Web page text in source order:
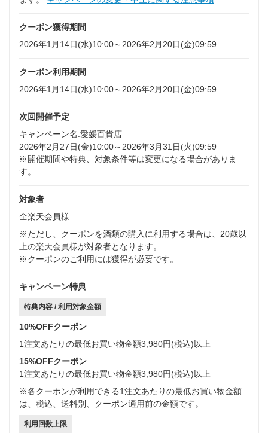
クーポン獲得期間
2026年1月14日(水)10:00～2026年2月20日(金)09:59
クーポン利用期間
2026年1月14日(水)10:00～2026年2月20日(金)09:59
次回開催予定
キャンペーン名:愛媛百貨店
2026年2月27日(金)10:00～2026年3月31日(火)09:59
※開催期間や特典、対象条件等は変更になる場合がありま
す。
対象者
全楽天会員様
※ただし、クーポンを酒類の購入に利用する場合は、20歳以
上の楽天会員様が対象者となります。
※クーポンのご利用には獲得が必要です。
キャンペーン特典
特典内容 / 利用対象金額
10%OFFクーポン
1注文あたりの最低お買い物金額3,980円(税込)以上
15%OFFクーポン
1注文あたりの最低お買い物金額3,980円(税込)以上
※各クーポンが利用できる1注文あたりの最低お買い物金額
は、税込、送料別、クーポン適用前の金額です。
利用回数上限